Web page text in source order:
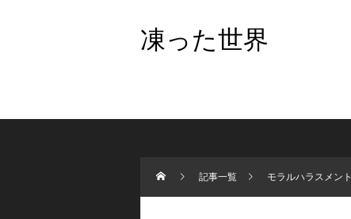
凍った世界
記事一覧 モラルハラスメント